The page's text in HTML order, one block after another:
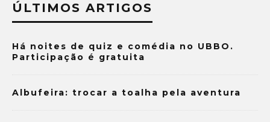
ÚLTIMOS ARTIGOS
Há noites de quiz e comédia no UBBO.
Participação é gratuita
Albufeira: trocar a toalha pela aventura